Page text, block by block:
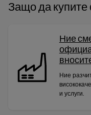
Защо да купите
Ние
Ние
и услуги.